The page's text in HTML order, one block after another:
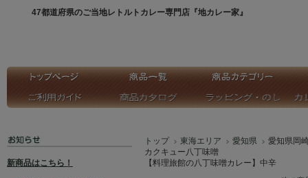
47都道府県のご当地レトルトカレー専門店『地カレー家』
新商品はこちら！
トップ 東海エリア 愛知県
愛知県岡
カクキュー八丁味噌
【料理旅館の八丁味噌カレー】中辛